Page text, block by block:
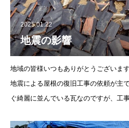
2025.01.22
地震の影響
地域の皆様いつもありがとうございま
地震による屋根の復旧工事の依頼が主
ぐ綺麗に並んでいる瓦なのですが、工